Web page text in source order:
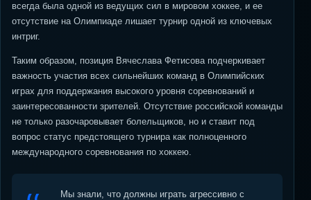
всегда была одной из ведущих сил в мировом хоккее, и ее
отсутствие на Олимпиаде лишает турнир одной из ключевых
интриг.
Таким образом, позиция Вячеслава Фетисова подчеркивает
важность участия всех сильнейших команд в Олимпийских
играх для поддержания высокого уровня соревнований и
заинтересованности зрителей. Отсутствие российской команды
не только разочаровывает болельщиков, но и ставит под
вопрос статус предстоящего турнира как полноценного
международного соревнования по хоккею.
Мы знали, что должны играть агрессивно с